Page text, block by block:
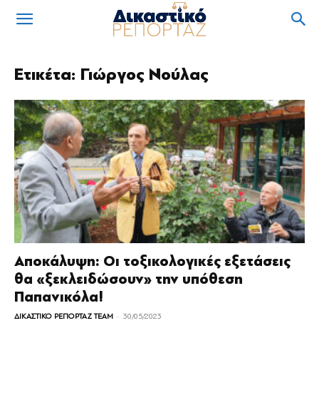
Ετικέτα: Γιώργος Νούλας
Αποκάλυψη: Οι τοξικολογικές εξετάσεις
θα «ξεκλειδώσουν» την υπόθεση
Παπανικόλα!
ΔΙΚΑΣΤΙΚΟ ΡΕΠΟΡΤΑΖ TEAM - 30/05/2023